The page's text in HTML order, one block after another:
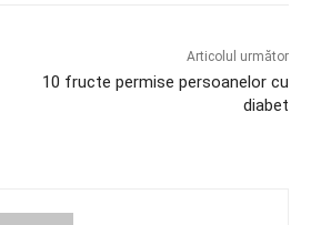
Articolul următor
10 fructe permise persoanelor cu
diabet